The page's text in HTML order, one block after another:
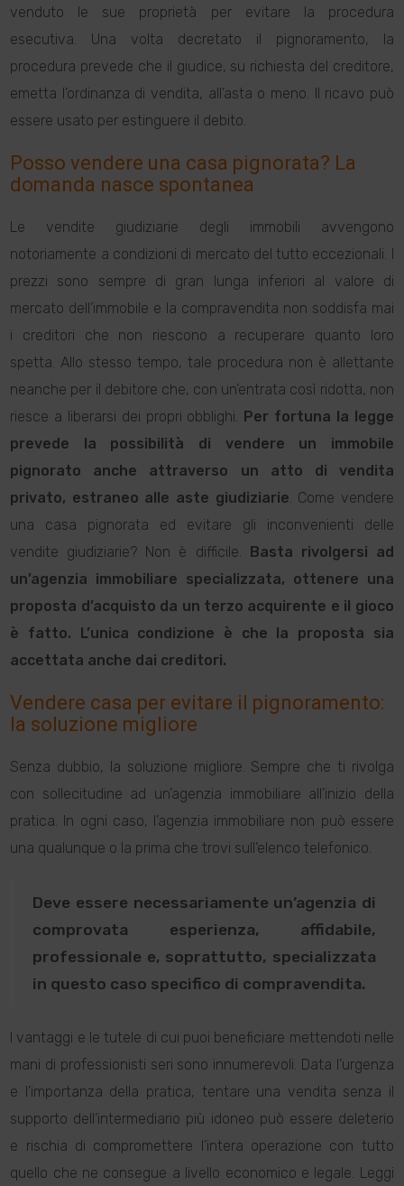
venduto le sue proprietà per evitare la procedura
esecutiva. Una volta decretato il pignoramento, la
procedura prevede che il giudice, su richiesta del creditore,
emetta l’ordinanza di vendita, all’asta o meno. Il ricavo può
essere usato per estinguere il debito.
Posso vendere una casa pignorata? La
domanda nasce spontanea
Le vendite giudiziarie degli immobili avvengono
notoriamente a condizioni di mercato del tutto eccezionali. I
prezzi sono sempre di gran lunga inferiori al valore di
mercato dell’immobile e la compravendita non soddisfa mai
i creditori che non riescono a recuperare quanto loro
spetta. Allo stesso tempo, tale procedura non è allettante
neanche per il debitore che, con un’entrata così ridotta, non
riesce a liberarsi dei propri obblighi. Per fortuna la legge
prevede la possibilità di vendere un immobile
pignorato anche attraverso un atto di vendita
privato, estraneo alle aste giudiziarie. Come vendere
una casa pignorata ed evitare gli inconvenienti delle
vendite giudiziarie? Non è difficile. Basta rivolgersi ad
un’agenzia immobiliare specializzata, ottenere una
proposta d’acquisto da un terzo acquirente e il gioco
è fatto. L’unica condizione è che la proposta sia
accettata anche dai creditori.
Vendere casa per evitare il pignoramento:
la soluzione migliore
Senza dubbio, la soluzione migliore. Sempre che ti rivolga
con sollecitudine ad un’agenzia immobiliare all’inizio della
pratica. In ogni caso, l’agenzia immobiliare non può essere
una qualunque o la prima che trovi sull’elenco telefonico.
Deve essere necessariamente un’agenzia di
comprovata esperienza, affidabile,
professionale e, soprattutto, specializzata
in questo caso specifico di compravendita.
I vantaggi e le tutele di cui puoi beneficiare mettendoti nelle
mani di professionisti seri sono innumerevoli. Data l’urgenza
e l’importanza della pratica, tentare una vendita senza il
supporto dell’intermediario più idoneo può essere deleterio
e rischia di compromettere l’intera operazione con tutto
quello che ne consegue a livello economico e legale. Leggi